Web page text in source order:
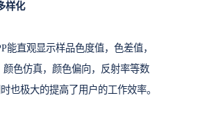
样化
能直观显示样品色度值，色差值，
色仿真，颜色偏向，反射率等数
也极大的提高了用户的工作效率。